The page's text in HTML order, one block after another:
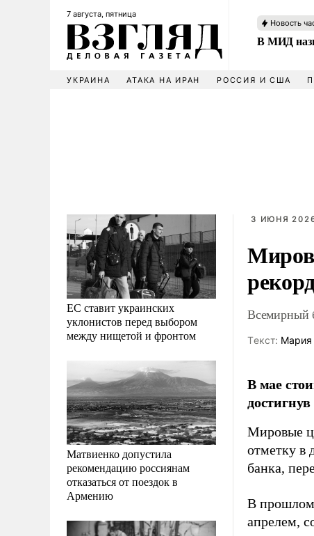
7 августа, пятница
Новость
В МИД
УКРАИНА АТАКА НА ИРАН РОССИЯ И США
ЕС ставит украинских
уклонистов перед выбором
между нищетой и фронтом
Матвиенко допустила
рекомендацию россиянам
отказаться от поездок в
Армению
3 ИЮНЯ
Всемирный
Tекст: Мария
В мае
Мировые
отметку в
банка,
В прошлом
апрелем,